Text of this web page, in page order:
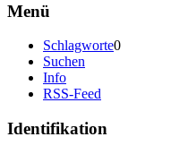
Menü
Schlagworte0
Suchen
Info
RSS-Feed
Identifikation